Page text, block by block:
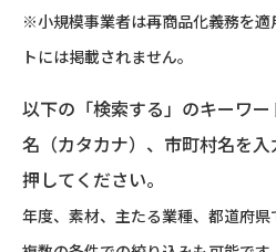
※小規模事業者は再商品化義務を適
トには掲載されません。
以下の「検索する」のキーワ
名（カタカナ）、市町村名を
押してください。
年度、素材、主たる業種、都道府県